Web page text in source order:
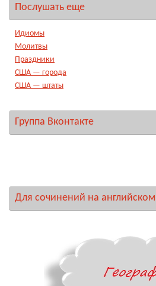
Послушать еще
Идиомы
Молитвы
Праздники
США — города
США — штаты
Группа Вконтакте
Для сочинений на английском